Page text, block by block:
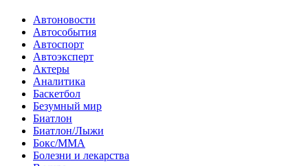
Автоновости
Автособытия
Автоспорт
Автоэксперт
Актеры
Аналитика
Баскетбол
Безумный мир
Биатлон
Биатлон/Лыжи
Бокс/MMA
Болезни и лекарства